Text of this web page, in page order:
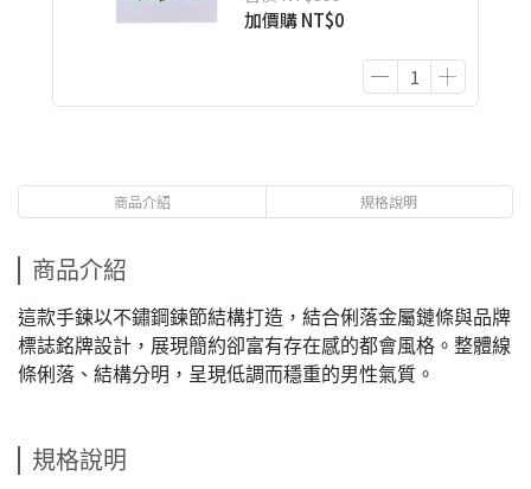
加價購NT$0
商品介紹 規格說明
商品介紹
這款手鍊以不鏽鋼鍊節結構打造，結合俐落金屬鏈條與品牌
標誌銘牌設計，展現簡約卻富有存在感的都會風格。整體線
條俐落、結構分明，呈現低調而穩重的男性氣質。
規格說明